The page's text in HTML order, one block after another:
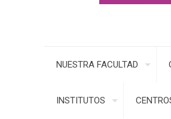
NUESTRA FACULTAD
INSTITUTOS